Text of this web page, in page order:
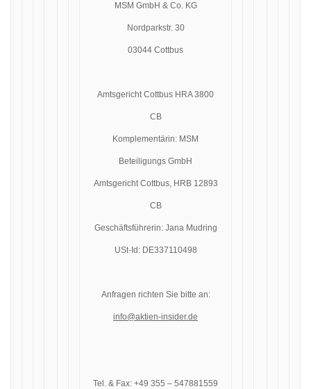
MSM GmbH & Co. KG
Nordparkstr. 30
03044 Cottbus
Amtsgericht Cottbus HRA 3800
CB
Komplementärin: MSM
Beteiligungs GmbH
Amtsgericht Cottbus, HRB 12893
CB
Geschäftsführerin: Jana Mudring
USt-Id: DE337110498
Anfragen richten Sie bitte an:
info@aktien-insider.de
Tel. & Fax: +49 355 – 547881559